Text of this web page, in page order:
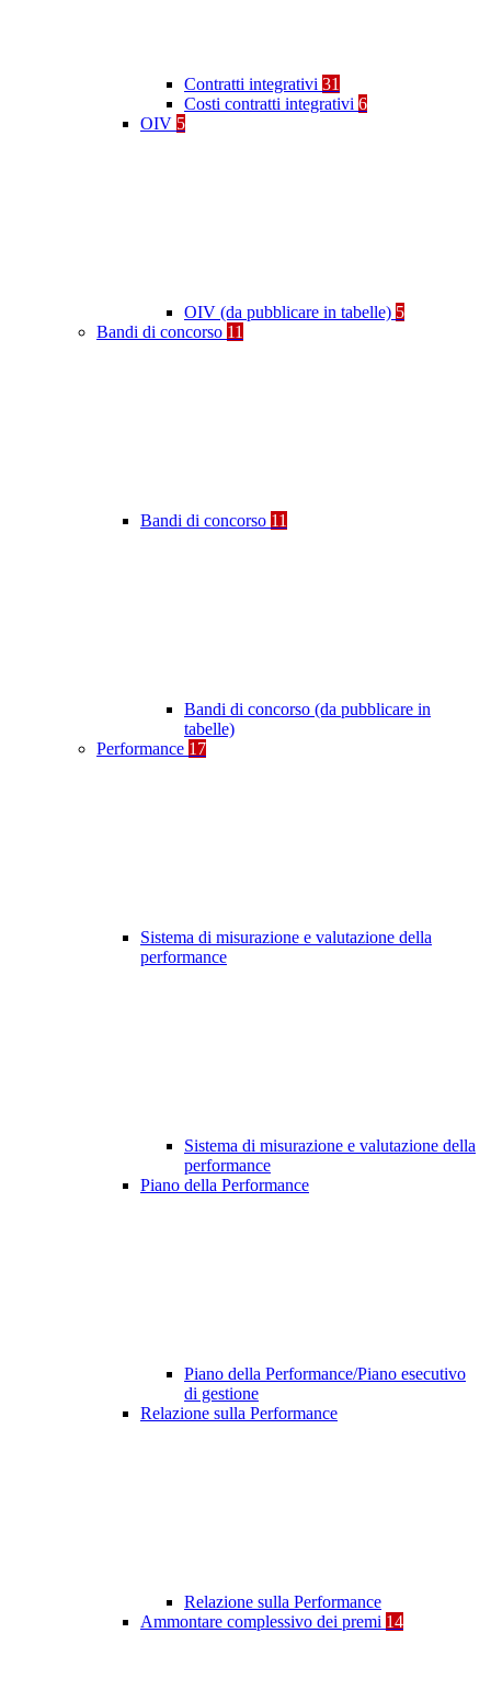
Contratti integrativi 31
Costi contratti integrativi 6
OIV 5
OIV (da pubblicare in tabelle) 5
Bandi di concorso 11
Bandi di concorso 11
Bandi di concorso (da pubblicare in
tabelle)
Performance 17
Sistema di misurazione e valutazione della
performance
Sistema di misurazione e valutazione della
performance
Piano della Performance
Piano della Performance/Piano esecutivo
di gestione
Relazione sulla Performance
Relazione sulla Performance
Ammontare complessivo dei premi 14